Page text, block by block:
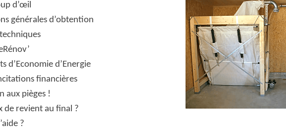
d’œil
générales d’obtention
d’Economie d’Energie
financières
aux pièges !
de revient au final ?
?